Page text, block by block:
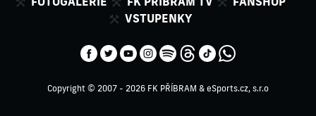
VSTUPENKY
Copyright © 2007 - 2026 FK PŘÍBRAM & eSports.cz, s.r.o